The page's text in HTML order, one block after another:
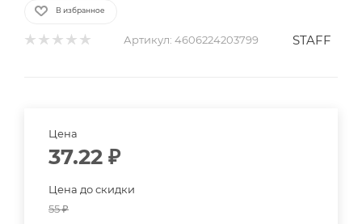
В избранное
Артикул: 4606224203799 STAFF
Цена
37.22 ₽
Цена до скидки
55₽